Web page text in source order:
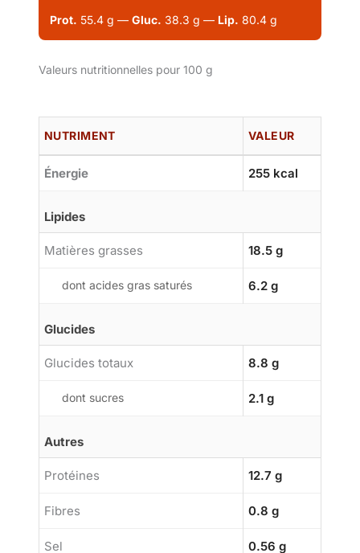
Prot. 55.4 g — Gluc. 38.3 g — Lip. 80.4 g
Valeurs nutritionnelles pour 100 g
NUTRIMENT VALEUR
Énergie 255 kcal
Lipides
Matières grasses 18.5 g
dont acides gras saturés 6.2 g
Glucides
Glucides totaux 8.8 g
dont sucres 2.1 g
Autres
Protéines 12.7 g
Fibres 0.8 g
Sel 0.56 g